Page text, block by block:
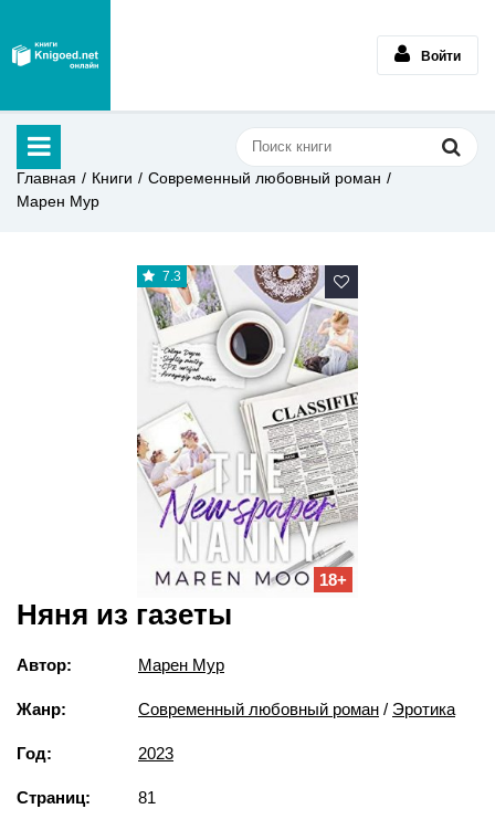
Войти
Главная Книги
Современный любовный роман
Марен Мур
7.3
18+
Няня из газеты
Автор: Марен Мур
Жанр: Современный любовный роман / Эротика
Год: 2023
Страниц: 81